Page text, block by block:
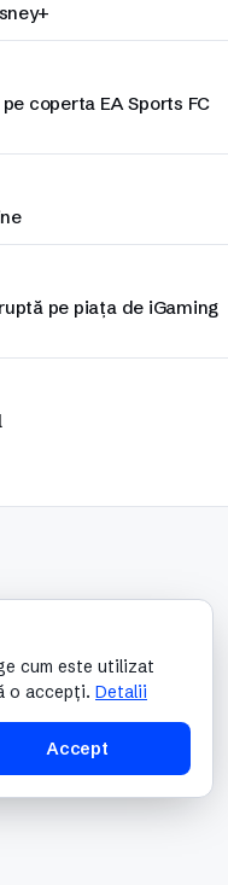
coperta EA Sports FC
pe piața de iGaming
cum este utilizat
o accepți. Detalii
Accept